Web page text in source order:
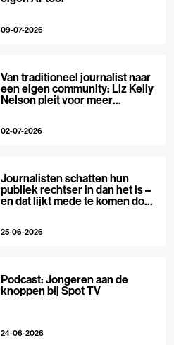
09-07-2026
Van traditioneel journalist naar
een eigen community: Liz Kelly
Nelson pleit voor meer
02-07-2026
Journalisten schatten hun
publiek rechtser in dan het is –
en dat lijkt mede te komen door
25-06-2026
Podcast: Jongeren aan de
knoppen bij Spot TV
24-06-2026